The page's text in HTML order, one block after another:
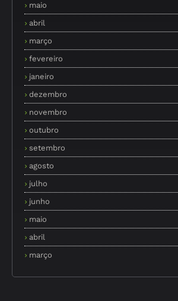
maio
abril
março
fevereiro
janeiro
dezembro
novembro
outubro
setembro
agosto
julho
junho
maio
abril
março